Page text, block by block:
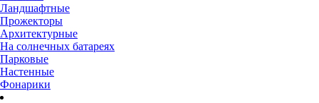
Ландшафтные
Прожекторы
Архитектурные
На солнечных батареях
Парковые
Настенные
Фонарики